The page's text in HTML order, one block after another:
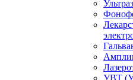
УВТ